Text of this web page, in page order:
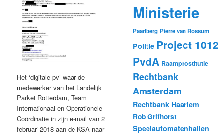
Het ‘digitale pv’ waar de
medewerker van het Landelijk
Parket Rotterdam, Team
Internationaal en Operationele
Coördinatie in zijn e-mail van 2
februari 2018 aan de KSA naar
Ministerie
Paarlberg Pierre van Rossum
Politie Project 1012
PvdA Raamprostitutie
Rechtbank
Amsterdam
Rechtbank Haarlem
Rob Grifhorst
Speelautomatenhallen